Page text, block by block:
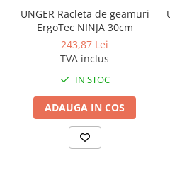
Site odorizante pisoar
Produse de curatenie
Articole menaj
Carucioare curatenie
Lavete profesionale
Mopuri Profesionale
UNGER Racleta de geamuri
ErgoTec NINJA 30cm
243,87 Lei
TVA inclus
IN STOC
ADAUGA IN COS